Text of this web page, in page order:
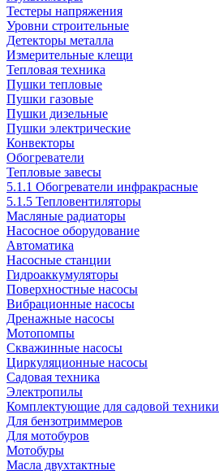
Тестеры напряжения
Уровни строительные
Детекторы металла
Измерительные клещи
Тепловая техника
Пушки тепловые
Пушки газовые
Пушки дизельные
Пушки электрические
Конвекторы
Обогреватели
Тепловые завесы
5.1.1 Обогреватели инфракрасные
5.1.5 Тепловентиляторы
Масляные радиаторы
Насосное оборудование
Автоматика
Насосные станции
Гидроаккумуляторы
Поверхностные насосы
Вибрационные насосы
Дренажные насосы
Мотопомпы
Скважинные насосы
Циркуляционные насосы
Садовая техника
Электропилы
Комплектующие для садовой техники
Для бензотриммеров
Для мотобуров
Мотобуры
Масла двухтактные